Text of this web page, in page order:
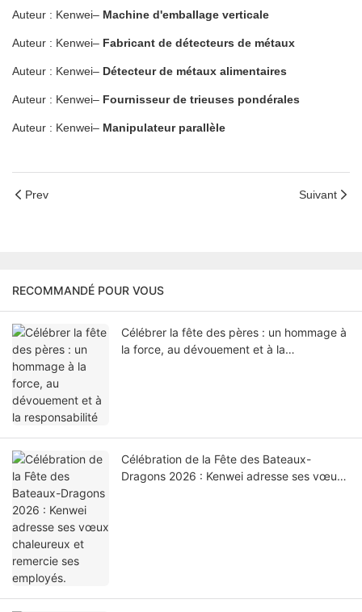
Auteur : Kenwei– Machine d'emballage verticale
Auteur : Kenwei– Fabricant de détecteurs de métaux
Auteur : Kenwei– Détecteur de métaux alimentaires
Auteur : Kenwei– Fournisseur de trieuses pondérales
Auteur : Kenwei– Manipulateur parallèle
Prev Suivant
RECOMMANDÉ POUR VOUS
Célébrer la fête des pères : un hommage à
la force, au dévouement et à la
Célébration de la Fête des Bateaux-
Dragons 2026 : Kenwei adresse ses vœux